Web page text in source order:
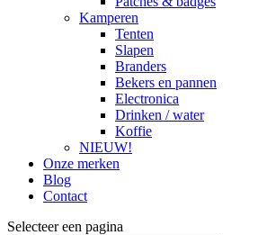
Kamperen
Tenten
Slapen
Branders
Bekers en pannen
Electronica
Drinken / water
Koffie
NIEUW!
Onze merken
Blog
Contact
Selecteer een pagina